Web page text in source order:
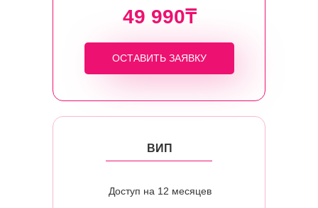
49 990₸
ОСТАВИТЬ ЗАЯВКУ
ВИП
Доступ на 12 месяцев